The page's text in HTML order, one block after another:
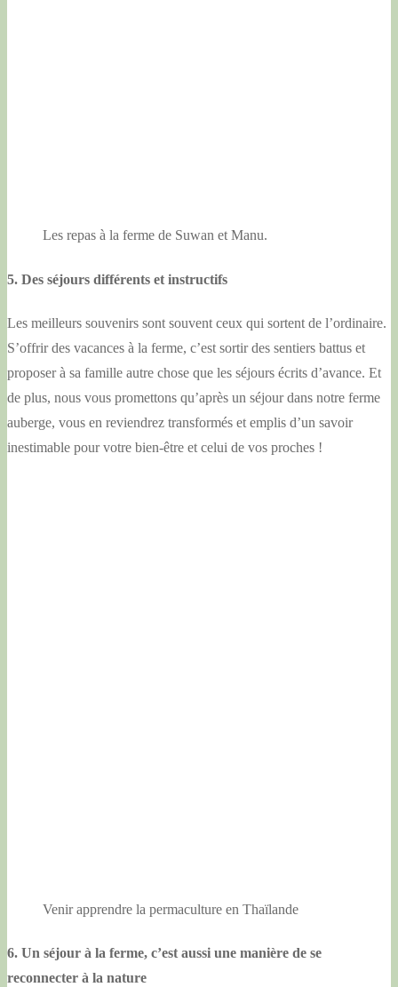
Les repas à la ferme de Suwan et Manu.
5. Des séjours différents et instructifs
Les meilleurs souvenirs sont souvent ceux qui sortent de l’ordinaire.
S’offrir des vacances à la ferme, c’est sortir des sentiers battus et
proposer à sa famille autre chose que les séjours écrits d’avance. Et
de plus, nous vous promettons qu’après un séjour dans notre ferme
auberge, vous en reviendrez transformés et emplis d’un savoir
inestimable pour votre bien-être et celui de vos proches !
Venir apprendre la permaculture en Thaïlande
6. Un séjour à la ferme, c’est aussi une manière de se
reconnecter à la nature